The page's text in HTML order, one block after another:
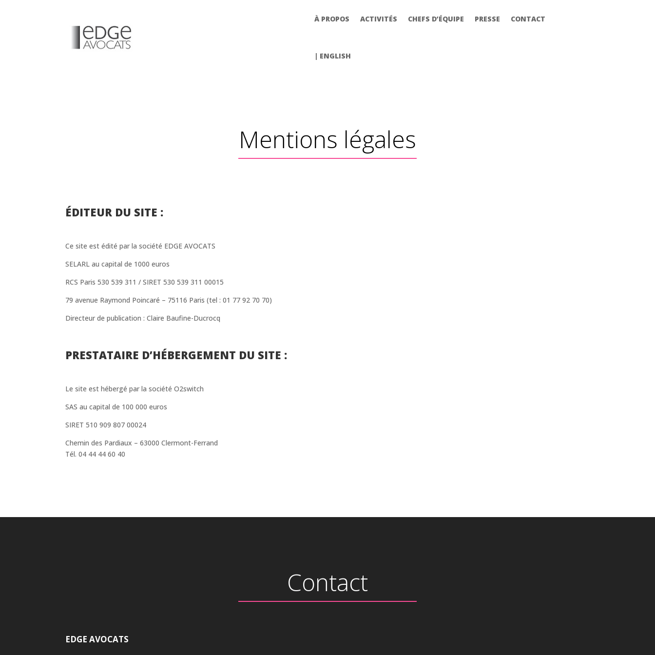
À PROPOS ACTIVITÉS CHEFS D’ÉQUIPE PRESSE CONTACT
| ENGLISH
À PROPOS ACTIVITÉS CHEFS D’ÉQUIPE PRESSE CONTACT
| ENGLISH
Mentions légales
ÉDITEUR DU SITE :
Ce site est édité par la société EDGE AVOCATS
SELARL au capital de 1000 euros
RCS Paris 530 539 311 / SIRET 530 539 311 00015
79 avenue Raymond Poincaré – 75116 Paris (tel : 01 77 92 70 70)
Directeur de publication : Claire Baufine-Ducrocq
PRESTATAIRE D’HÉBERGEMENT DU SITE :
Le site est hébergé par la société O2switch
SAS au capital de 100 000 euros
SIRET 510 909 807 00024
Chemin des Pardiaux – 63000 Clermont-Ferrand
Tél. 04 44 44 60 40
Contact
EDGE AVOCATS